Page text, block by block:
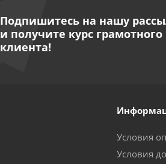
Подпишитесь на нашу
и получите курс грамотного
клиента!
Условия
Условия